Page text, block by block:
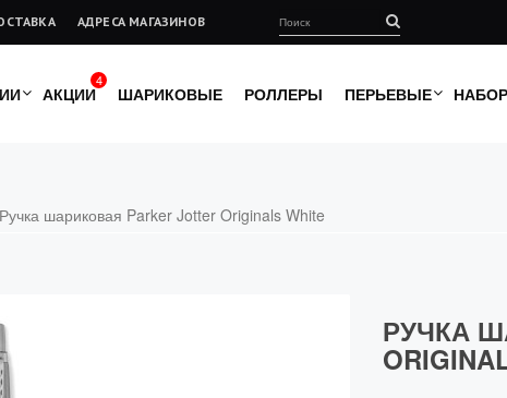
АДРЕСА МАГАЗИНОВ
4
АКЦИИ ШАРИКОВЫЕ РОЛЛЕРЫ ПЕРЬЕВЫЕ
Ручка шариковая Parker Jotter Originals White
РУЧКА